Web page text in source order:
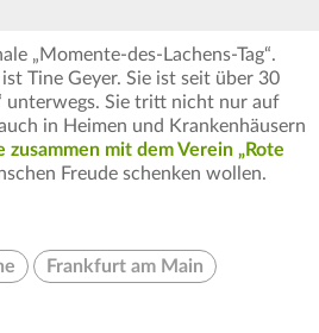
„Momente-des-Lachens-Tag“.
Tine Geyer. Sie ist seit über 30
unterwegs. Sie tritt nicht nur auf
in Heimen und Krankenhäusern
zusammen mit dem Verein „Rote
Freude schenken wollen.
Frankfurt am Main